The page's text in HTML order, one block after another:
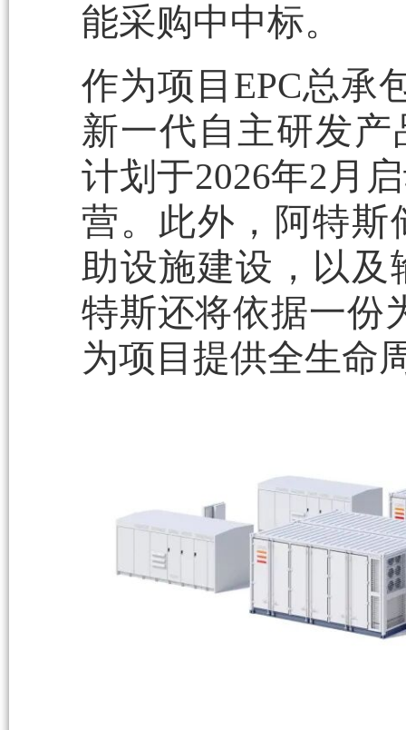
能采购中中标。
作为项目EPC总承
新一代自主研发
计划于2026年2月
营。此外，阿特斯
助设施建设，以及
特斯还将依据一份
为项目提供全生命